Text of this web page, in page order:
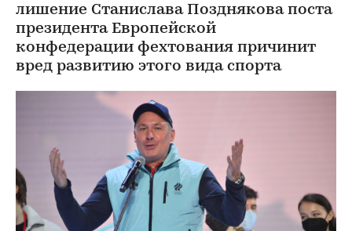
лишение Станислава Позднякова поста
президента Европейской
конфедерации фехтования причинит
вред развитию этого вида спорта